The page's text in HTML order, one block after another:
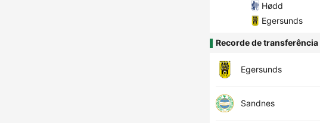
Hødd
Egersunds
Recorde de transferência
Egersunds
Sandnes